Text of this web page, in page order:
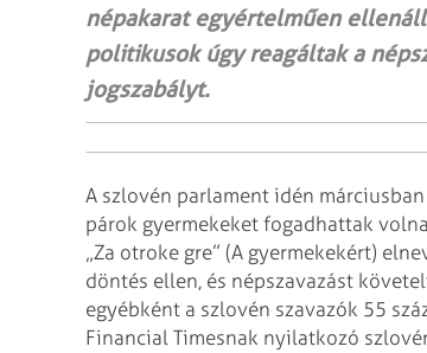
népakarat egyértelműen
politikusok úgy reagáltak a
jogszabályt.
A szlovén parlament idén
párok gyermekeket fogadhattak
„Za otroke gre” (A gyermekekért)
döntés ellen, és népszavazást
egyébként a szlovén szavazók 55
Financial Timesnak nyilatkozó